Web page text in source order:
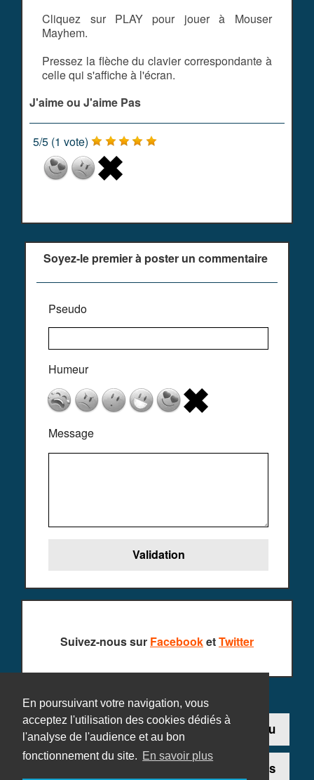
En poursuivant votre navigation, vous
acceptez l'utilisation des cookies dédiés à
l'analyse de l'audience et au bon
fonctionnement du site. En savoir plus
Cliquez sur PLAY pour jouer à Mouser
Mayhem.
Pressez la flèche du clavier correspondante à
celle qui s'affiche à l'écran.
J'aime ou J'aime Pas
5/5 (1 vote)
Soyez-le premier à poster un commentaire
Pseudo
Humeur
Message
Suivez-nous sur FacebooketTwitter
Contact Ajouter un jeu
Mentions légales